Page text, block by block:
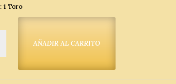
1 Toro
AÑADIR AL CARRITO